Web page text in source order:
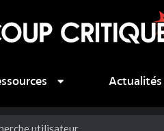
Actualités